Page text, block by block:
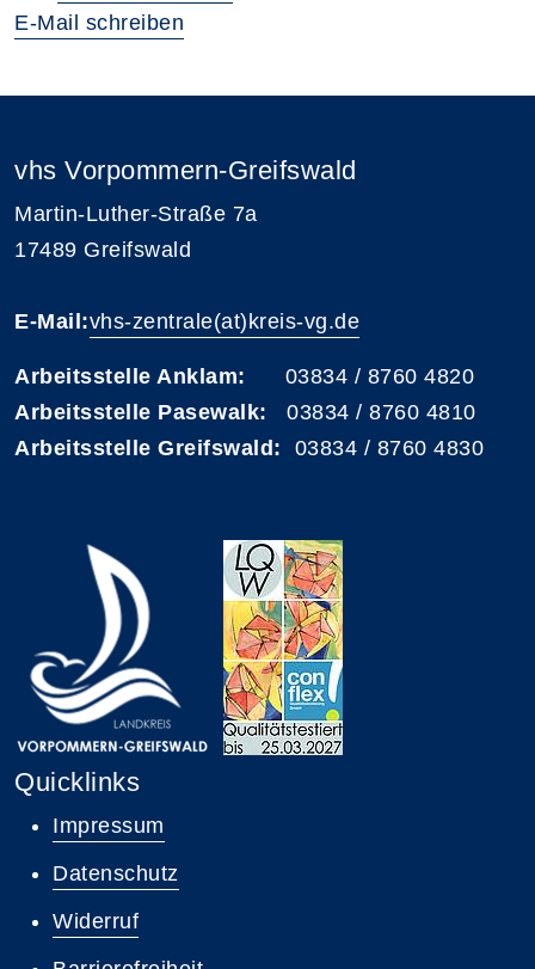
E-Mail schreiben
vhs Vorpommern-Greifswald
Martin-Luther-Straße 7a
17489 Greifswald
E-Mail:vhs-zentrale(at)kreis-vg.de
Arbeitsstelle Anklam: 03834 / 8760 4820
Arbeitsstelle Pasewalk: 03834 / 8760 4810
Arbeitsstelle Greifswald: 03834 / 8760 4830
Quicklinks
Impressum
Datenschutz
Widerruf